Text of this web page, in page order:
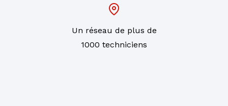
Un réseau de plus de
1000 techniciens